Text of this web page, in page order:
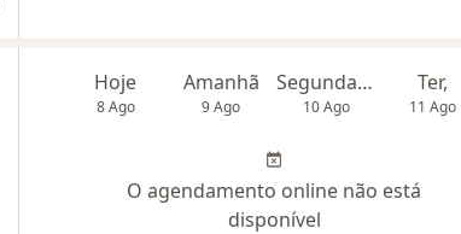
Hoje
8 Ago
Amanhã
9 Ago
Segunda-feira
10 Ago
Ter,
11 Ago
O agendamento online não está
disponível